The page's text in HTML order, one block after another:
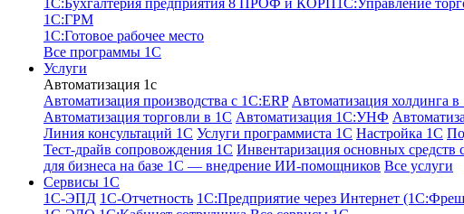
1С:Бухгалтерия предприятия 8 ПРОФ и КОРП1С:Управление
1С:ГРМ
1С:Готовое рабочее место
Все программы 1С
Услуги
Автоматизация 1с
Автоматизация производства с 1C:ERP Автоматизация холдинга в
Автоматизация торговли в 1С Автоматизация 1С:УНФ
Линия консультаций 1С Услуги программиста 1С Настройка 1С
Тест-драйв сопровождения 1С Инвентаризация основных
для бизнеса на базе 1С — внедрение ИИ-помощников Все услуги
Сервисы 1С
1С-ЭПД 1C-Отчетность 1С:Предприятие через Интернет